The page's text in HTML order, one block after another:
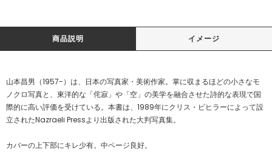
商品説明 イメージ
山本昌男（1957-）は、日本の写真家・美術作家。掌に収まるほどの小さなモ
ノクロ写真と、東洋的な「侘寂」や「空」の美学を融合させた詩的な表現で国
際的に高い評価を受けている。本書は、1989年にクリス・ピヒラーによって設
立されたNazraeli Pressより出版された大判写真集。
カバーの上下部にキレ少有。中ページ良好。